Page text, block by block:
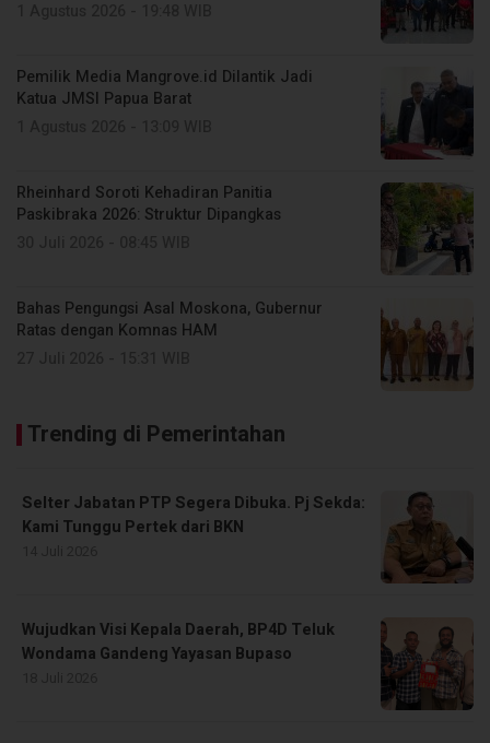
Pemilik Media Mangrove.id Dilantik Jadi
Katua JMSI Papua Barat
Rheinhard Soroti Kehadiran Panitia
Paskibraka 2026: Struktur Dipangkas
Bahas Pengungsi Asal Moskona, Gubernur
Ratas dengan Komnas HAM
Trending di Pemerintahan
Selter Jabatan PTP Segera Dibuka. Pj Sekda:
Kami Tunggu Pertek dari BKN
Wujudkan Visi Kepala Daerah, BP4D Teluk
Wondama Gandeng Yayasan Bupaso